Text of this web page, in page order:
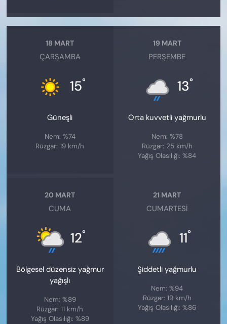
18 MART
ÇARŞAMBA
15°
Güneşli
Nem: %74
Rüzgar: 19 km/h
19 MART
PERŞEMBE
13°
Orta kuvvetli yağmurlu
Nem: %78
Rüzgar: 25 km/h
Yağış Olasılığı: %84
20 MART
CUMA
12°
Bölgesel düzensiz yağmur
yağışlı
Nem: %89
Rüzgar: 11 km/h
Yağış Olasılığı: %89
21 MART
CUMARTESI
11°
Şiddetli yağmurlu
Nem: %94
Rüzgar: 19 km/h
Yağış Olasılığı: %86